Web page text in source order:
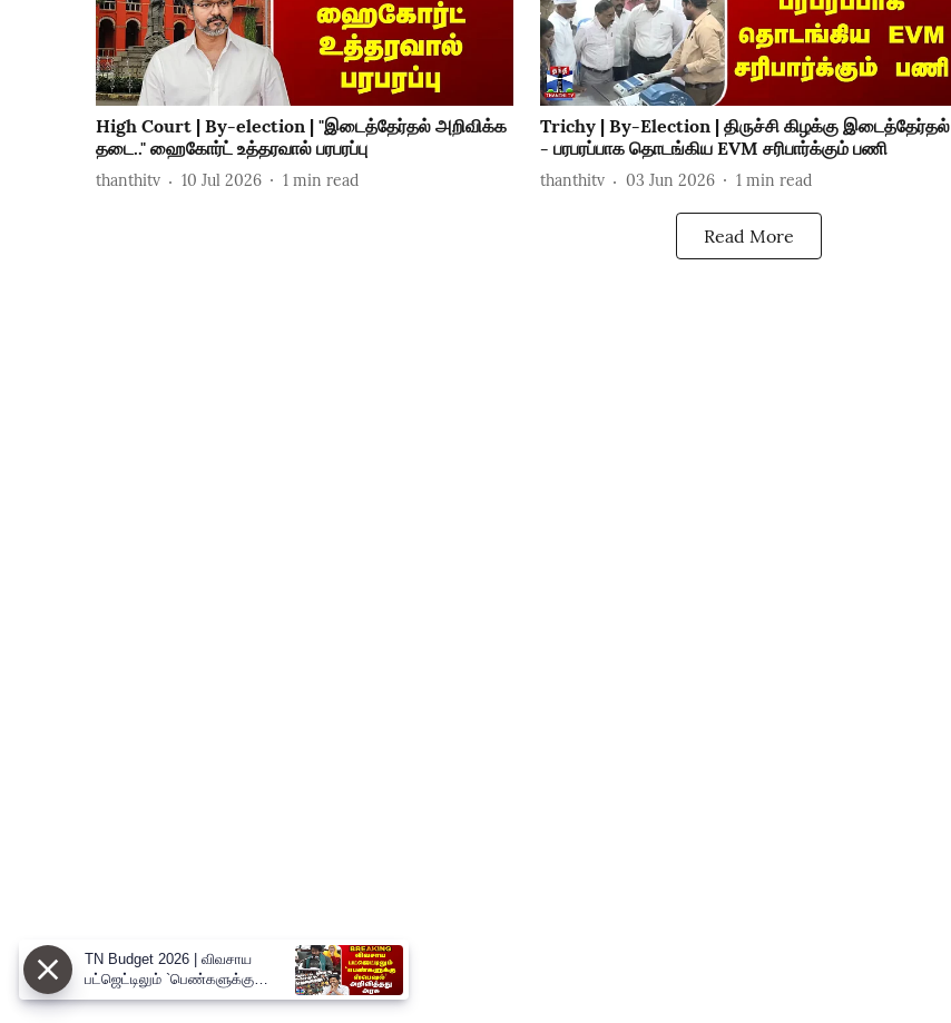
High Court | By-election | "இடைத்தேர்தல் அறிவிக்க
தடை.." ஹைகோர்ட் உத்தரவால் பரபரப்பு
thanthitv 10 Jul 2026 1 min read
Trichy | By-Election | திருச்சி கிழக்கு இடைத்தேர்தல்
- பரபரப்பாக தொடங்கிய EVM சரிபார்க்கும் பணி
thanthitv 03 Jun 2026 1 min read
Read More
TN Budget 2026 | விவசாய
பட்ஜெட்டிலும் `பெண்களுக்கு
ஸ்பெஷல்’ - அறிவித்தது அரசு